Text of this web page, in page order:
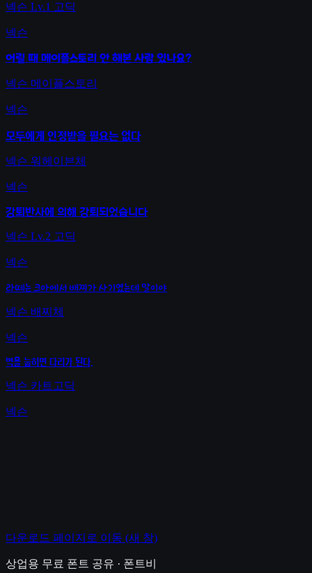
넥슨 Lv.1 고딕
넥슨
어릴 때 메이플스토리 안 해본 사람 있나요?
넥슨 메이플스토리
넥슨
모두에게 인정받을 필요는 없다
넥슨 워헤이븐체
넥슨
강퇴반사에 의해 강퇴되었습니다
넥슨 Lv.2 고딕
넥슨
라떼는 크아에서 배찌가 사기였는데 말이야
넥슨 배찌체
넥슨
벽을 눕히면 다리가 된다.
넥슨 카트고딕
넥슨
다운로드 페이지로 이동 (새 창)
상업용 무료 폰트 공유 · 폰트비